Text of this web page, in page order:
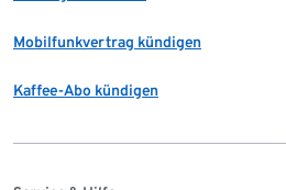
Mobilfunkvertrag kündigen
Kaffee-Abo kündigen